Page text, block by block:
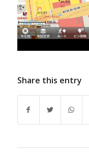
Share this entry